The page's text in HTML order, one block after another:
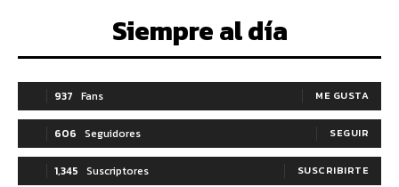
Siempre al día
937 Fans ME GUSTA
606 Seguidores SEGUIR
1,345 Suscriptores SUSCRIBIRTE